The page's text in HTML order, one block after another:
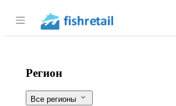
Раздел навигации по
Российские власти
Фильтры
Регион
Все регионы